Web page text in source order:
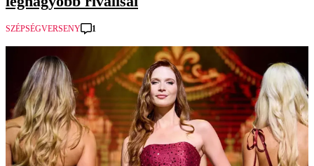
SZÉPSÉGVERSENY 1